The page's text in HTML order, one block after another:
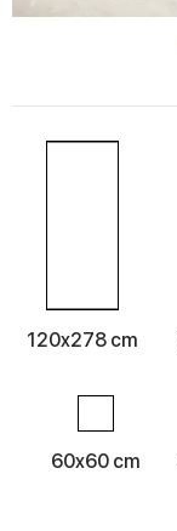
120x278 cm
60x60 cm